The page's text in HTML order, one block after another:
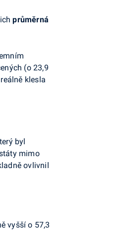
průměrná
(o 23,9
klesla
byl
mimo
ovlivnil
vyšší o 57,3